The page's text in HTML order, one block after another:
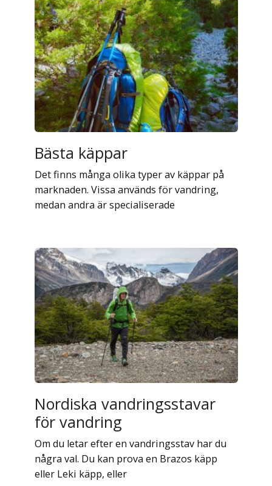
Bästa käppar
Det finns många olika typer av käppar på
marknaden. Vissa används för vandring,
medan andra är specialiserade
Nordiska vandringsstavar
för vandring
Om du letar efter en vandringsstav har du
några val. Du kan prova en Brazos käpp
eller Leki käpp, eller